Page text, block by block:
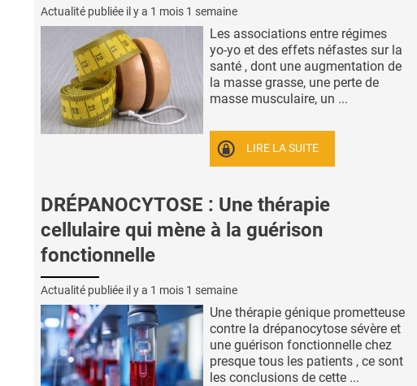
Actualité publiée il y a 1 mois 1 semaine
Les associations entre régimes
yo-yo et des effets néfastes sur la
santé , dont une augmentation de
la masse grasse, une perte de
masse musculaire, un ...
LIRE LA SUITE
DRÉPANOCYTOSE : Une thérapie
cellulaire qui mène à la guérison
fonctionnelle
Actualité publiée il y a 1 mois 1 semaine
Une thérapie génique prometteuse
contre la drépanocytose sévère et
une guérison fonctionnelle chez
presque tous les patients , ce sont
les conclusions de cette ...